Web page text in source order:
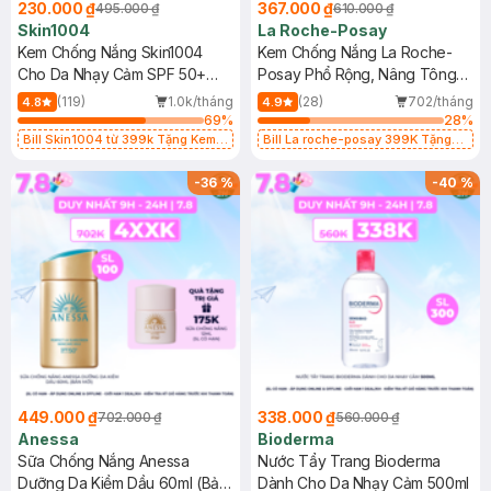
230.000 ₫495.000 ₫
Skin1004
Kem Chống Nắng Skin1004
Cho Da Nhạy Cảm SPF 50+
50ml
4.8 (119)
1.0k/tháng
69%
Bill Skin1004 từ 399k Tặng Kem
SPF 50+ 20ml (SL Có Hạn)
367.000 ₫610.000 ₫
La Roche-Posay
Kem Chống Nắng La Roche-
Posay Phổ Rộng, Nâng Tông
Kiềm Dầu 50ml
4.9 (28)
702/tháng
28%
Bill La roche-posay 399K Tặng
(SL có hạn)
-36%
449.000 ₫702.000 ₫
Anessa
Sữa Chống Nắng Anessa
Dưỡng Da Kiềm Dầu 60ml (Bản
-40%
338.000 ₫560.000 ₫
Bioderma
Nước Tẩy Trang Bioderma
Dành Cho Da Nhạy Cảm 500ml